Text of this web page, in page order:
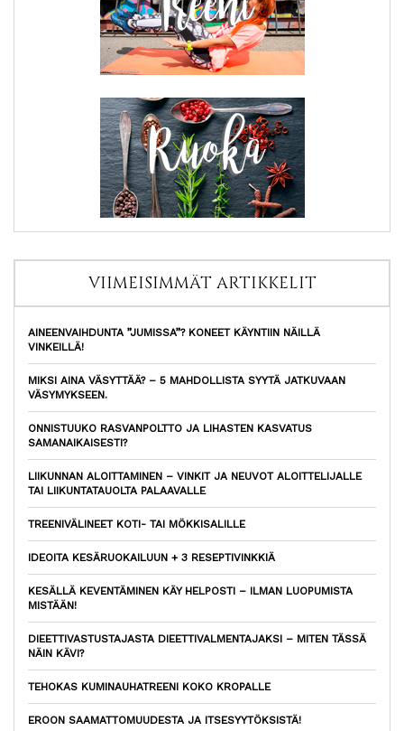
VIIMEISIMMÄT ARTIKKELIT
AINEENVAIHDUNTA ”JUMISSA”? KONEET KÄYNTIIN NÄILLÄ
VINKEILLÄ!
MIKSI AINA VÄSYTTÄÄ? – 5 MAHDOLLISTA SYYTÄ JATKUVAAN
VÄSYMYKSEEN.
ONNISTUUKO RASVANPOLTTO JA LIHASTEN KASVATUS
SAMANAIKAISESTI?
LIIKUNNAN ALOITTAMINEN – VINKIT JA NEUVOT ALOITTELIJALLE
TAI LIIKUNTATAUOLTA PALAAVALLE
TREENIVÄLINEET KOTI- TAI MÖKKISALILLE
IDEOITA KESÄRUOKAILUUN + 3 RESEPTIVINKKIÄ
KESÄLLÄ KEVENTÄMINEN KÄY HELPOSTI – ILMAN LUOPUMISTA
MISTÄÄN!
DIEETTIVASTUSTAJASTA DIEETTIVALMENTAJAKSI – MITEN TÄSSÄ
NÄIN KÄVI?
TEHOKAS KUMINAUHATREENI KOKO KROPALLE
EROON SAAMATTOMUUDESTA JA ITSESYYTÖKSISTÄ!